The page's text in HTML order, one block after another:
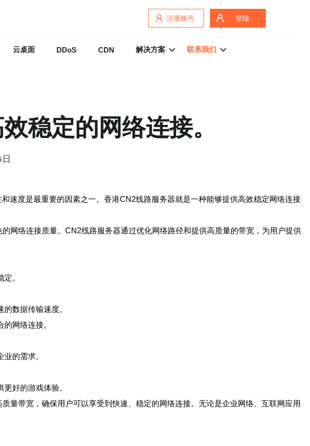
注册账号 登陆
云桌面 DDoS CDN 解决方案 联系我们
稳定的网络连接。
速度是最重要的因素之一。香港CN2线路服务器就是一种能够提供高效稳定网络连接
网络连接质量。CN2线路服务器通过优化网络路径和提供高质量的带宽，为用户提供
。
数据传输速度。
网络连接。
的需求。
好的游戏体验。
量带宽，确保用户可以享受到快速、稳定的网络连接。无论是企业网络、互联网应用